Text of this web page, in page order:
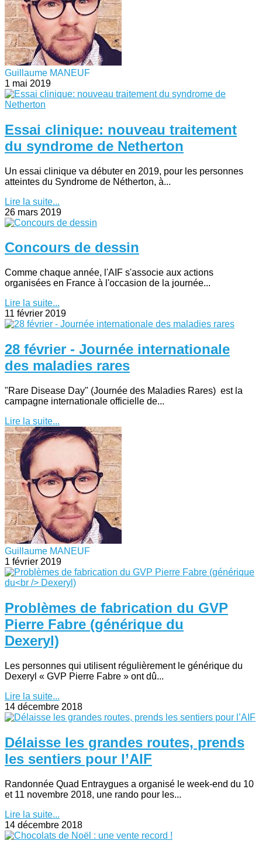
Guillaume MANEUF
1 mai 2019
Essai clinique: nouveau traitement
du syndrome de Netherton
Un essai clinique va débuter en 2019, pour les personnes
atteintes du Syndrome de Nétherton, à...
Lire la suite...
26 mars 2019
Concours de dessin
Comme chaque année, l'AIF s'associe aux actions
organisées en France à l'occasion de la journée...
Lire la suite...
11 février 2019
28 février - Journée internationale
des maladies rares
"Rare Disease Day" (Journée des Maladies Rares) est la
campagne internationale officielle de...
Lire la suite...
Guillaume MANEUF
1 février 2019
Problèmes de fabrication du GVP
Pierre Fabre (générique du
Dexeryl)
Les personnes qui utilisent régulièrement le générique du
Dexeryl « GVP Pierre Fabre » ont dû...
Lire la suite...
14 décembre 2018
Délaisse les grandes routes, prends
les sentiers pour l’AIF
Randonnée Quad Entraygues a organisé le week-end du 10
et 11 novembre 2018, une rando pour les...
Lire la suite...
14 décembre 2018